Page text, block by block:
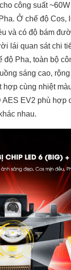
công suất
Ở chế độ Cos,
và có độ bám
lái quan sát chi
độ Pha, toàn bộ
sáng cao,
hợp cùng nhiệt
EV2 phù hợp
nhau.